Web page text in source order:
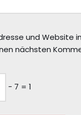
und Website
nächsten
− 7 = 1